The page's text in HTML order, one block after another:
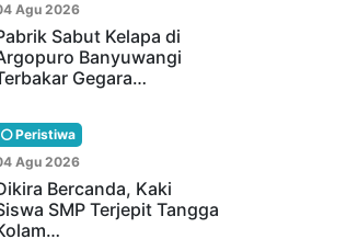
Agu 2026
Sabut Kelapa di
Banyuwangi
Gegara…
Peristiwa
Agu 2026
Bercanda, Kaki
SMP Terjepit Tangga